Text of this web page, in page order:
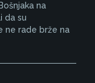
na
da su
ne rade brže na